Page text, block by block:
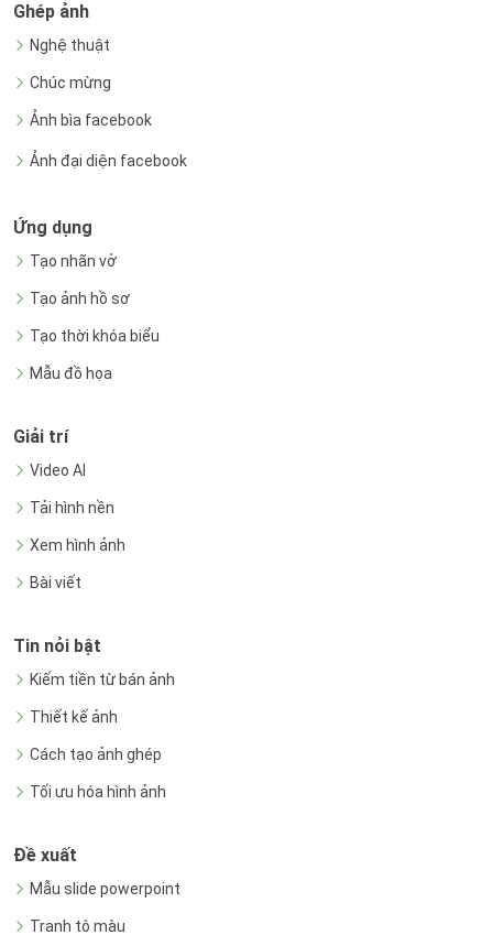
Ghép ảnh
Nghệ thuật
Chúc mừng
Ảnh bìa facebook
Ảnh đại diện facebook
Ứng dụng
Tạo nhãn vở
Tạo ảnh hồ sơ
Tạo thời khóa biểu
Mẫu đồ họa
Giải trí
Video AI
Tải hình nền
Xem hình ảnh
Bài viết
Tin nỏi bật
Kiếm tiền từ bán ảnh
Thiết kế ảnh
Cách tạo ảnh ghép
Tối ưu hóa hình ảnh
Đề xuất
Mẫu slide powerpoint
Tranh tô màu